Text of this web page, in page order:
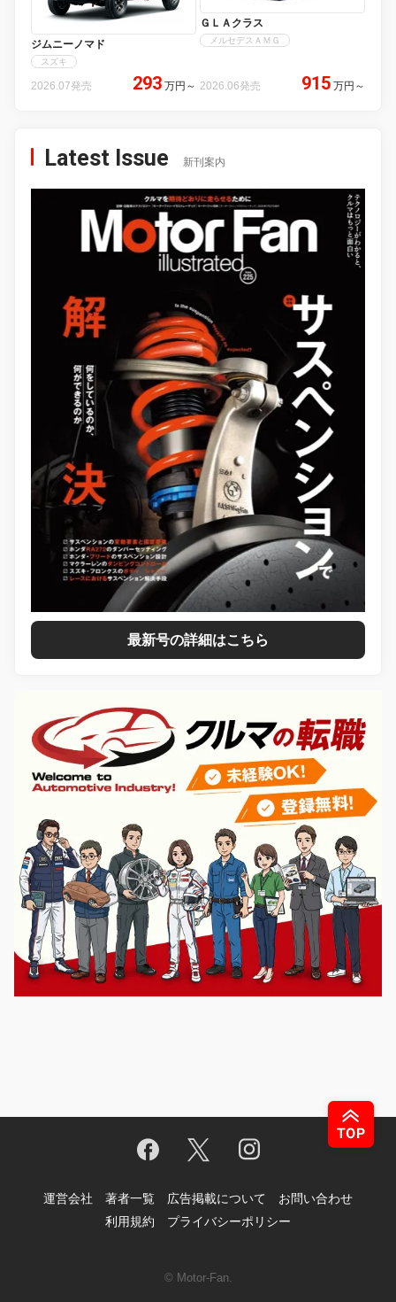
ジムニーノマド
スズキ
2026.07発売 293 万円 ～
ＧＬＡクラス
メルセデスＡＭＧ
2026.06発売 915 万円 ～
Latest Issue 新刊案内
最新号の詳細はこちら
運営会社 著者一覧 広告掲載について
お問い合わせ
利用規約
プライバシーポリシー
© Motor-Fan.